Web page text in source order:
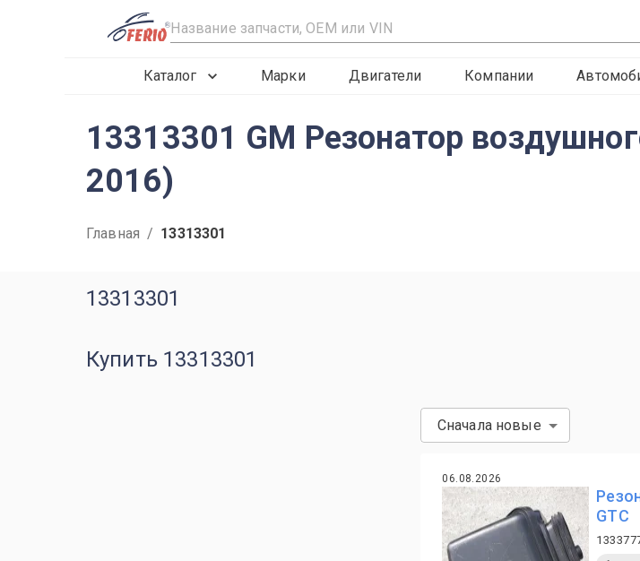
R
Каталог Марки Двигатели Компании
13313301 GM Резонатор
2016)
Главная / 13313301
13313301
Купить 13313301
Сначала новые
06.08.2026
GTC